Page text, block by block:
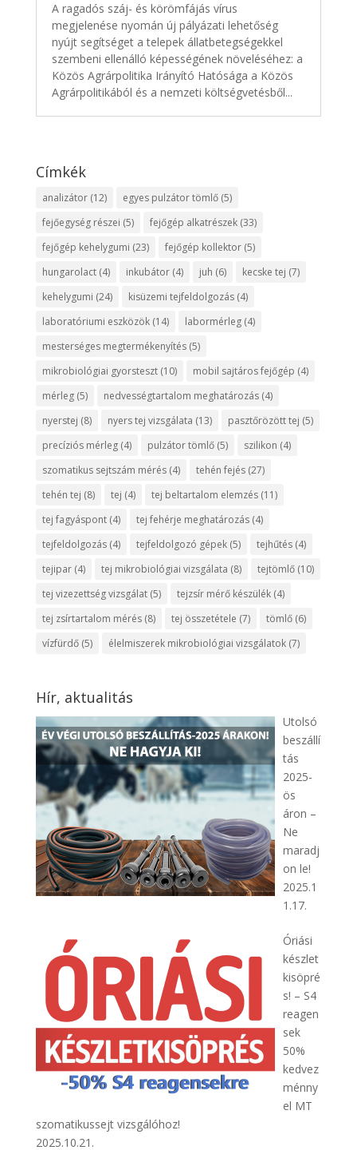
A ragadós száj- és körömfájás vírus
megjelenése nyomán új pályázati lehetőség
nyújt segítséget a telepek állatbetegségekkel
szembeni ellenálló képességének növeléséhez: a
Közös Agrárpolitika Irányító Hatósága a Közös
Agrárpolitikából és a nemzeti költségvetésből...
Címkék
analizátor(12) egyes pulzátor tömlő(5)
fejőegység részei (5) fejőgép alkatrészek(33)
fejőgép kehelygumi (23) fejőgép kollektor(5)
hungarolact(4) inkubátor(4) juh (6) kecske tej (7)
kehelygumi (24) kisüzemi tejfeldolgozás(4)
laboratóriumi eszközök(14) labormérleg(4)
mesterséges megtermékenyítés(5)
mikrobiológiai gyorsteszt(10) mobil sajtáros fejőgép (4)
mérleg(5) nedvességtartalom meghatározás(4)
nyerstej (8) nyers tej vizsgálata (13) pasztőrözött tej (5)
precíziós mérleg(4) pulzátor tömlő(5) szilikon (4)
szomatikus sejtszám mérés(4) tehén fejés(27)
tehén tej (8) tej (4) tej beltartalom elemzés(11)
tej fagyáspont(4) tej fehérje meghatározás(4)
tejfeldolgozás(4) tejfeldolgozó gépek(5) tejhűtés(4)
tejipar(4) tej mikrobiológiai vizsgálata (8) tejtömlő(10)
tej vizezettség vizsgálat(5) tejzsír mérő készülék(4)
tej zsírtartalom mérés(8) tej összetétele (7) tömlő(6)
vízfürdő(5) élelmiszerek mikrobiológiai vizsgálatok(7)
Hír, aktualitás
Utolsó
beszállí
tás
2025-
ös
áron –
Ne
maradj
on le!
2025.1
1.17.
Óriási
készlet
kisöpré
s! – S4
reagen
sek
50%
kedvez
ménny
el MT
szomatikussejt vizsgálóhoz!
2025.10.21.